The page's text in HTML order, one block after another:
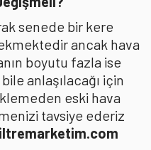
senede bir kere
ancak hava
boyutu fazla ise
anlaşılacağı için
eski hava
tavsiye ederiz